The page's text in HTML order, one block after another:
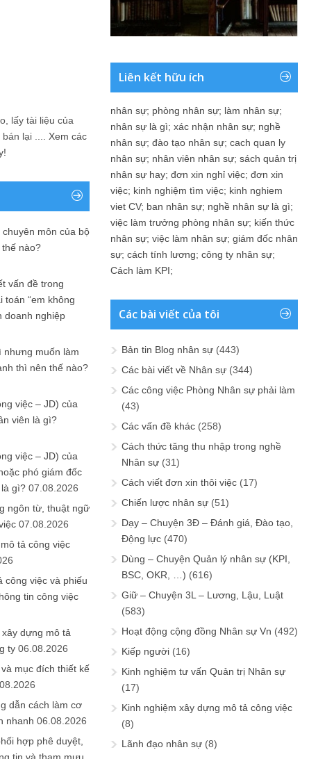
lấy tài liệu của
lại .... Xem các
môn của bộ
nào?
vấn đề trong
toán “em không
doanh nghiệp
nhưng muốn làm
thì nên thế nào?
việc – JD) của
viên là gì?
việc – JD) của
phó giám đốc
gì? 07.08.2026
ngôn từ, thuật ngữ
07.08.2026
tả công việc
công việc và phiếu
tin công việc
dựng mô tả
ty 06.08.2026
mục đích thiết kế
dẫn cách làm cơ
nhanh 06.08.2026
hợp phê duyệt,
Liên kết hữu ích
nhân sự; phòng nhân sự; làm nhân sự;
nhân sự là gì; xác nhận nhân sự; nghề
nhân sự; đào tạo nhân sự; cach quan ly
nhân sự; nhân viên nhân sự; sách quản trị
nhân sự hay; đơn xin nghỉ việc; đơn xin
việc; kinh nghiệm tìm việc; kinh nghiem
viet CV; ban nhân sự; nghề nhân sự là gì;
việc làm trưởng phòng nhân sự; kiến thức
nhân sự; việc làm nhân sự; giám đốc nhân
sự; cách tính lương; công ty nhân sự;
Cách làm KPI;
Các bài viết của tôi
Bản tin Blog nhân sự (443)
Các bài viết về Nhân sự (344)
Các công việc Phòng Nhân sự phải làm
(43)
Các vấn đề khác (258)
Cách thức tăng thu nhập trong nghề
Nhân sự (31)
Cách viết đơn xin thôi việc (17)
Chiến lược nhân sự (51)
Dạy – Chuyện 3Đ – Đánh giá, Đào tạo,
Động lực (470)
Dùng – Chuyện Quản lý nhân sự (KPI,
BSC, OKR, …) (616)
Giữ – Chuyện 3L – Lương, Lậu, Luật
(583)
Hoạt động cộng đồng Nhân sự Vn (492)
Kiếp người (16)
Kinh nghiệm tư vấn Quản trị Nhân sự
(17)
Kinh nghiệm xây dựng mô tả công việc
(8)
Lãnh đạo nhân sự (8)